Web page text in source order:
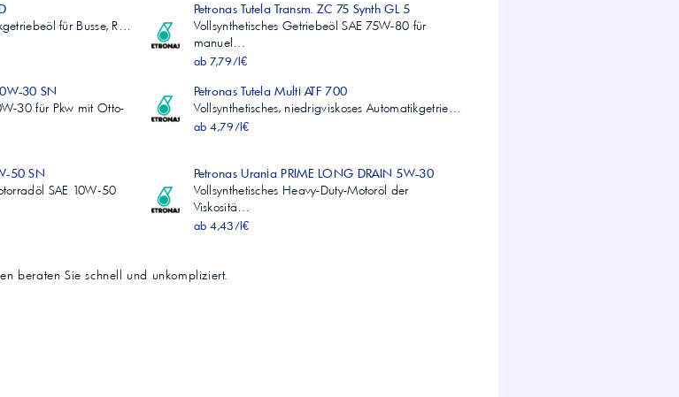
für Busse, R…
Petronas Tutela Transm. ZC 75 Synth GL 5
Vollsynthetisches Getriebeöl SAE 75W-80 für
manuel…
ab 7,79/l€
30 SN
30 für Pkw mit Otto-
Petronas Tutela Multi ATF 700
Vollsynthetisches, niedrigviskoses Automatikgetrie…
ab 4,79/l€
50 SN
SAE 10W‑50
Petronas Urania PRIME LONG DRAIN 5W-30
Vollsynthetisches Heavy-Duty-Motoröl der
Viskositä…
ab 4,43/l€
beraten Sie schnell und unkompliziert.